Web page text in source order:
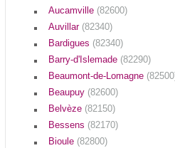
Aucamville (82600)
Auvillar (82340)
Bardigues (82340)
Barry-d'Islemade (82290)
Beaumont-de-Lomagne
Beaupuy (82600)
Belvèze (82150)
Bessens (82170)
Bioule (82800)